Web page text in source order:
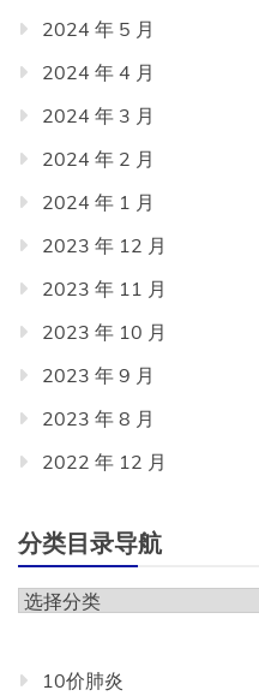
2024 年 5 月
2024 年 4 月
2024 年 3 月
2024 年 2 月
2024 年 1 月
2023 年 12 月
2023 年 11 月
2023 年 10 月
2023 年 9 月
2023 年 8 月
2022 年 12 月
分类目录导航
分
10价肺炎